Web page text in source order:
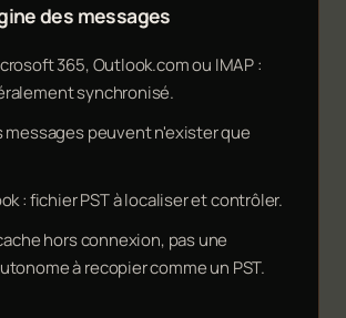
des messages
365, Outlook.com ou IMAP :
synchronisé.
messages peuvent n'exister que
: fichier PST à localiser et contrôler.
hors connexion, pas une
à recopier comme un PST.